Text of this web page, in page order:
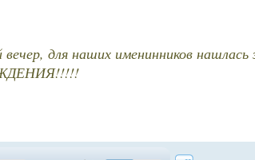
для наших именинников нашлась